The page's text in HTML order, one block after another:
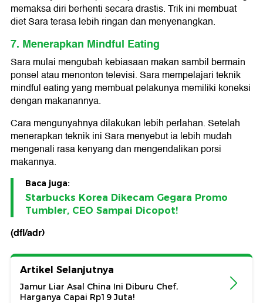
memaksa diri berhenti secara drastis. Trik ini membuat
diet Sara terasa lebih ringan dan menyenangkan.
7. Menerapkan Mindful Eating
Sara mulai mengubah kebiasaan makan sambil bermain
ponsel atau menonton televisi. Sara mempelajari teknik
mindful eating yang membuat pelakunya memiliki koneksi
dengan makanannya.
Cara mengunyahnya dilakukan lebih perlahan. Setelah
menerapkan teknik ini Sara menyebut ia lebih mudah
mengenali rasa kenyang dan mengendalikan porsi
makannya.
Baca juga:
Starbucks Korea Dikecam Gegara Promo
Tumbler, CEO Sampai Dicopot!
(dfl/adr)
Artikel Selanjutnya
Jamur Liar Asal China Ini Diburu Chef,
Harganya Capai Rp19 Juta!